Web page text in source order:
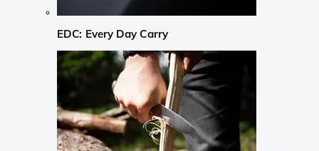
EDC: Every Day Carry